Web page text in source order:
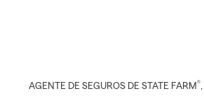
AGENTE DE SEGUROS DE STATE FARM®,